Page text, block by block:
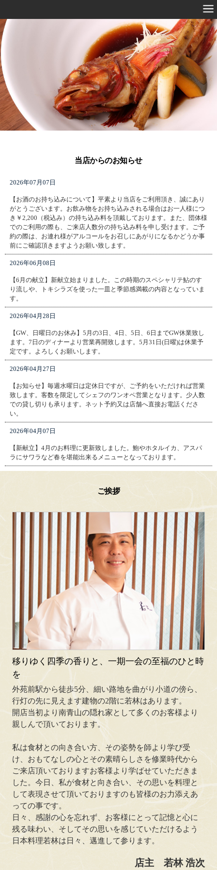
当店からのお知らせ
2026年07月07日
【お酒のお持ち込みについて】平素より当店をご利用頂き、誠にあり
がとうございます。お飲み物をお持ち込みされる場合はお一人様につ
き￥2,200（税込み）の持ち込み料を頂戴しております。また、団体様
でのご利用の際も、ご来店人数分の持ち込み料を申し受けます。ご予
約の際は、お連れ様がアルコールをお召しにあがりになるかどうか事
前にご確認頂きますようお願い致します。
2026年06月08日
【6月の献立】新献立始まりました。この時期のスペシャリテ鮎のす
り流しや、トキシラズを使った一皿と季節感満載の内容となっていま
す。
2026年04月28日
【GW、日曜日のお休み】5月の3日、4日、5日、6日までGW休業致し
ます。7日のディナーより営業再開致します。5月31日(日曜)は休業予
定です。よろしくお願いします。
2026年04月27日
【お知らせ】毎週水曜日は定休日ですが、ご予約をいただければ営業
致します。客数を限定してシェフのワンオペ営業となります。少人数
での貸し切りも承ります。ネット予約又は店舗へ直接お電話くださ
い。
2026年04月07日
【新献立】4月のお料理に更新致しました。鮑やホタルイカ、アスパ
ラにサワラなど春を堪能出来るメニューとなっております。
ご挨拶
移りゆく四季の香りと、一期一会の至福のひと時
を
外苑前駅から徒歩5分、細い路地を曲がり小道の傍ら、
行灯の先に見えます建物の2階に若林はあります。
開店当初より南青山の隠れ家として多くのお客様より
親しんで頂いております。
私は食材との向き合い方、その姿勢を師より学び受
け、おもてなしの心とその素晴らしさを修業時代から
ご来店頂いておりますお客様より学ばせていただきま
した。今日、私が食材と向き合い、その思いを料理と
して表現させて頂いておりますのも皆様のお力添えあ
っての事です。
日々、感謝の心を忘れず、お客様にとって記憶と心に
残る味わい、そしてその思いを感じていただけるよう
日本料理若林は日々、邁進して参ります。
店主 若林 浩次